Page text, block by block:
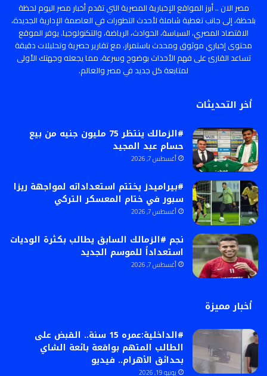
مصر الان .. أبرز المواقع الإخبارية المصرية التي تقدم أخبار مصر اليوم لحظة
بلحظة، إلى جانب تغطية شاملة لأحدث التطورات في العاصمة الإدارية الجديدة،
الاقتصاد المصري، السياسة، الحوادث، الرياضة، والتكنولوجيا. يوفر الموقع
محتوى إخباري موثوق ومحدث باستمرار، مع تقارير حصرية وتحليلات دقيقة
تساعد القارئ على فهم الأحداث بوضوح وسرعة، مما يجعله وجهتك الأولى
لمتابعة كل جديد في مصر والعالم.
أخر التحديثات
#الزمالك ينتظر 75 مليون جنيه من بيع
حسام عبد المجيد
أغسطس 7, 2026
#بيراميدز يختتم استعداداته لمواجهة ريزا
سبور في ختام المعسكر التركي
أغسطس 7, 2026
نجم #الزمالك السابق يطالب بكثرة الوديات
استعداداً للموسم الجديد
أغسطس 7, 2026
أخبار مميزة
#الداخلية:عمره 15 سنة.. القبض على
الطالب المتهم بواقعة بائعة الشاي
بحدائق الأهرام.. فيديو
يونيو 19, 2026